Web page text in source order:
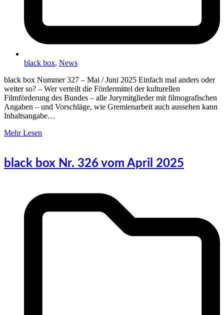
black box, News
black box Nummer 327 – Mai / Juni 2025 Einfach mal anders oder
weiter so? – Wer verteilt die Fördermittel der kulturellen
Filmförderung des Bundes – alle Jurymitglieder mit filmografischen
Angaben – und Vorschläge, wie Gremienarbeit auch aussehen kann
Inhaltsangabe…
Mehr Lesen
black box Nr. 326 vom April 2025